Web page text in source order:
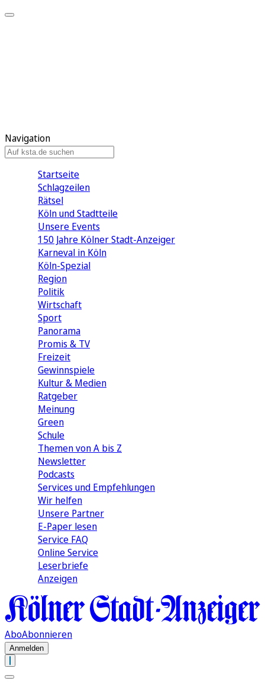
Navigation
Startseite
Schlagzeilen
Rätsel
Köln und Stadtteile
Unsere Events
150 Jahre Kölner Stadt-Anzeiger
Karneval in Köln
Köln-Spezial
Region
Politik
Wirtschaft
Sport
Panorama
Promis & TV
Freizeit
Gewinnspiele
Kultur & Medien
Ratgeber
Meinung
Green
Schule
Themen von A bis Z
Newsletter
Podcasts
Services und Empfehlungen
Wir helfen
Unsere Partner
E-Paper lesen
Service FAQ
Online Service
Leserbriefe
Anzeigen
AboAbonnieren
Anmelden